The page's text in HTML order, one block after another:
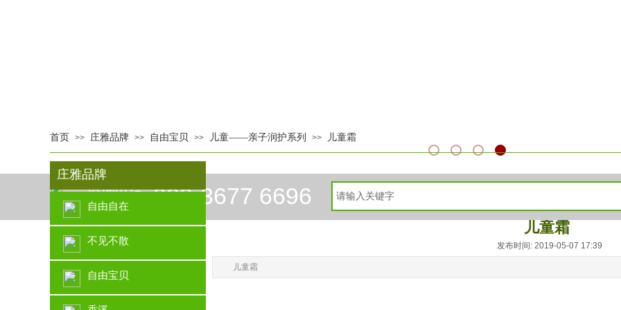
首页 >> 庄雅品牌 >> 自由宝贝 >> 儿童——亲子润护系列 >> 儿童霜
庄雅品牌
自由自在
不见不散
自由宝贝
咨询电话
CONSULTING 020-3677 6696
儿童霜
发布时间: 2019-05-07 17:39
儿童霜